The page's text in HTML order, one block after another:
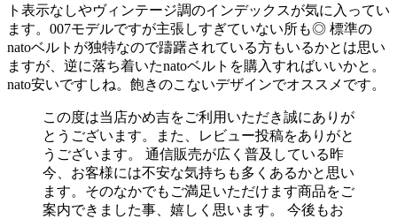
ト表示なしやヴィンテージ調のインデックスが気に入ってい
ます。007モデルですが主張しすぎていない所も◎ 標準の
natoベルトが独特なので躊躇されている方もいるかとは思い
ますが、逆に落ち着いたnatoベルトを購入すればいいかと。
nato安いですしね。飽きのこないデザインでオススメです。
この度は当店かめ吉をご利用いただき誠にありが
とうございます。また、レビュー投稿をありがと
うございます。 通信販売が広く普及している昨
今、お客様には不安な気持ちも多くあるかと思い
ます。そのなかでもご満足いただけます商品をご
案内できました事、嬉しく思います。 今後もお